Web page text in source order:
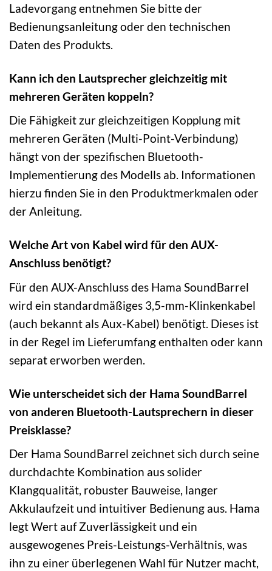
Ladevorgang entnehmen Sie bitte der
Bedienungsanleitung oder den technischen
Daten des Produkts.
Kann ich den Lautsprecher gleichzeitig mit
mehreren Geräten koppeln?
Die Fähigkeit zur gleichzeitigen Kopplung mit
mehreren Geräten (Multi-Point-Verbindung)
hängt von der spezifischen Bluetooth-
Implementierung des Modells ab. Informationen
hierzu finden Sie in den Produktmerkmalen oder
der Anleitung.
Welche Art von Kabel wird für den AUX-
Anschluss benötigt?
Für den AUX-Anschluss des Hama SoundBarrel
wird ein standardmäßiges 3,5-mm-Klinkenkabel
(auch bekannt als Aux-Kabel) benötigt. Dieses ist
in der Regel im Lieferumfang enthalten oder kann
separat erworben werden.
Wie unterscheidet sich der Hama SoundBarrel
von anderen Bluetooth-Lautsprechern in dieser
Preisklasse?
Der Hama SoundBarrel zeichnet sich durch seine
durchdachte Kombination aus solider
Klangqualität, robuster Bauweise, langer
Akkulaufzeit und intuitiver Bedienung aus. Hama
legt Wert auf Zuverlässigkeit und ein
ausgewogenes Preis-Leistungs-Verhältnis, was
ihn zu einer überlegenen Wahl für Nutzer macht,